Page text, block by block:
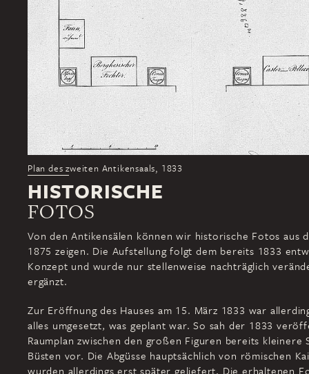
Plan des zweiten Antikensaals, 1833
HISTORISCHE
FOTOS
Von den Antikensälen können wir historische Fotos aus
1875 zeigen. Die Aufstellung folgt dem bereits 1833
Konzept und wurde nur stellenweise nachträglich
ergänzt.
Zur Eröffnung des Hauses am 15. März 1833 war
alles umgesetzt, was geplant war. So sah der 1833
Raumplan zwischen den großen Figuren bereits kleinere
Büsten vor. Die Abgüsse hauptsächlich von römischen
wurden allerdings erst später geliefert. Die erhaltenen